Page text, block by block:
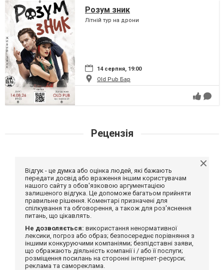
Розум зник
Літній тур на дрони
14 серпня, 19:00
Old Pub Бар
Рецензія
Відгук - це думка або оцінка людей, які бажають
передати досвід або враження іншим користувачам
нашого сайту з обов'язковою аргументацією
залишеного відгука. Це допоможе багатьом прийняти
правильне рішення. Коментарі призначені для
спілкування та обговорення, а також для роз'яснення
питань, що цікавлять.
Не дозволяється: використання ненормативної
лексики, погроз або образ; безпосереднє порівняння з
іншими конкуруючими компаніями; безпідставні заяви,
що ображають діяльність компанії і / або її послуги;
розміщення посилань на сторонні інтернет-ресурси;
реклама та самореклама.